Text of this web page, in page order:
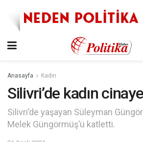
Anasayfa Kadın
Silivri’de kadın
Silivri’de yaşayan Süleyman
Melek Güngörmüş’ü katletti.